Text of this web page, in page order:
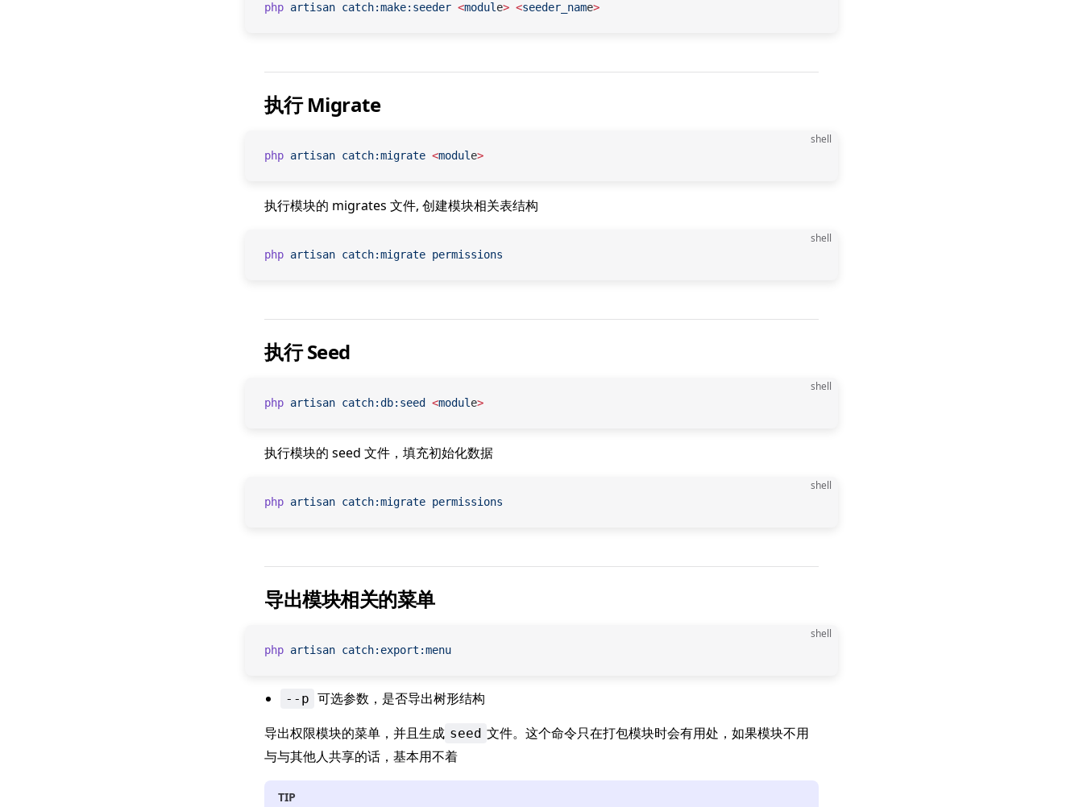
php artisan catch:make:seeder <modul e> <seeder_name>
执行 Migrate
shell
php artisan catch:migrate <modul e>
执行模块的 migrates 文件, 创建模块相关表结构
shell
php artisan catch:migrate permissions
执行 Seed
shell
php artisan catch:db:seed <modul e>
执行模块的 seed 文件，填充初始化数据
shell
php artisan catch:migrate permissions
导出模块相关的菜单
shell
php artisan catch:export:menu
--p 可选参数，是否导出树形结构
导出权限模块的菜单，并且生成 seed 文件。这个命令只在打包模块时会有用处，如果模块不用
与与其他人共享的话，基本用不着
TIP